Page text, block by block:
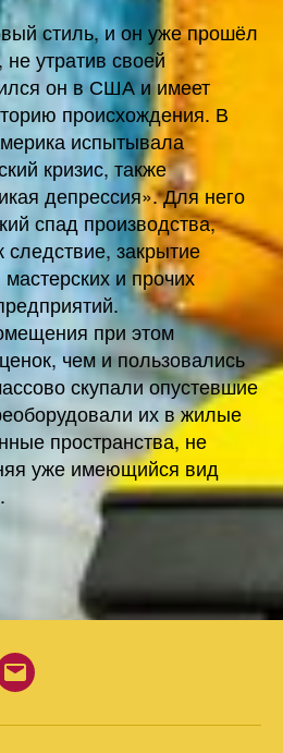
стиль, и он уже прошёл
утратив своей
он в США и имеет
происхождения. В
испытывала
кризис, также
депрессия». Для него
спад производства,
следствие, закрытие
и прочих
при этом
чем и пользовались
скупали опустевшие
их в жилые
пространства, не
уже имеющийся вид
Email